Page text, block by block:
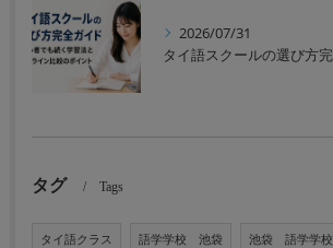
2026/07/31
タグ Tags
タイ語クラス 語学学校 池袋 池袋 語学学校